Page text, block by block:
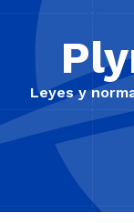
Leyes y